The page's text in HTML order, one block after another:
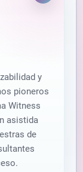
y
pioneros
Witness
asistida
de